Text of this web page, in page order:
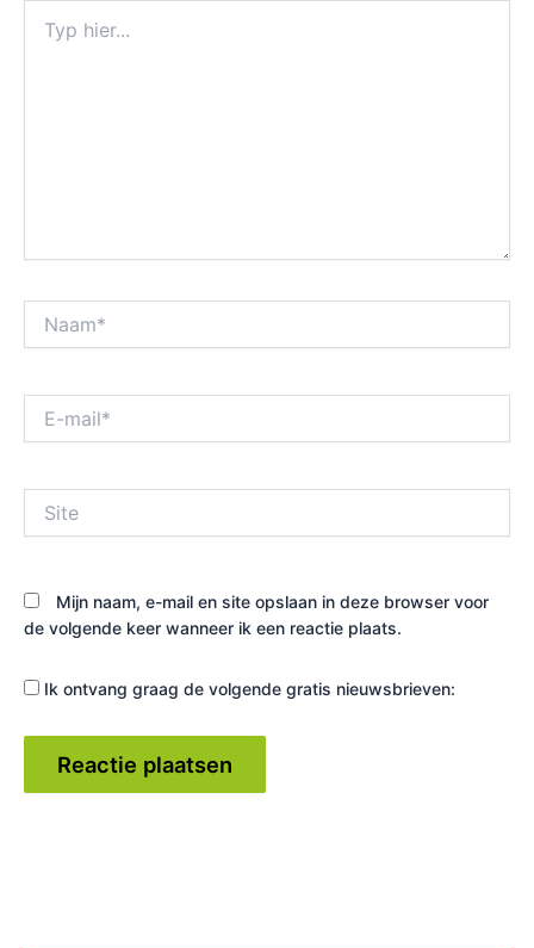
hier...
mail*
Mijn naam, e-mail en site opslaan in deze browser voor
de volgende keer wanneer ik een reactie plaats.
Ik ontvang graag de volgende gratis nieuwsbrieven: